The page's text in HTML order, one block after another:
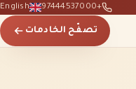
+97444537000
English
تصفّح الخادمات